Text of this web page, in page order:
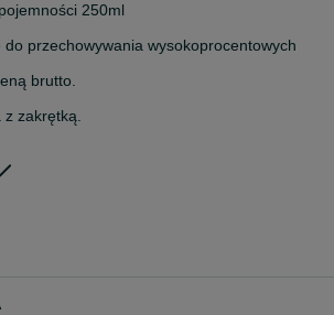
250ml
do przechowywania wysokoprocentowych
brutto.
zakrętką.
w kolorach: